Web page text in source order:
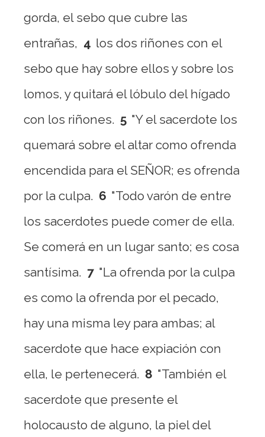
gorda, el sebo que cubre las
entrañas, 4 los dos riñones con el
sebo que hay sobre ellos y sobre los
lomos, y quitará el lóbulo del hígado
con los riñones. 5 "Y el sacerdote los
quemará sobre el altar como ofrenda
encendida para el SEÑOR; es ofrenda
por la culpa. 6 "Todo varón de entre
los sacerdotes puede comer de ella.
Se comerá en un lugar santo; es cosa
santísima. 7 "La ofrenda por la culpa
es como la ofrenda por el pecado,
hay una misma ley para ambas; al
sacerdote que hace expiación con
ella, le pertenecerá. 8 "También el
sacerdote que presente el
holocausto de alguno, la piel del